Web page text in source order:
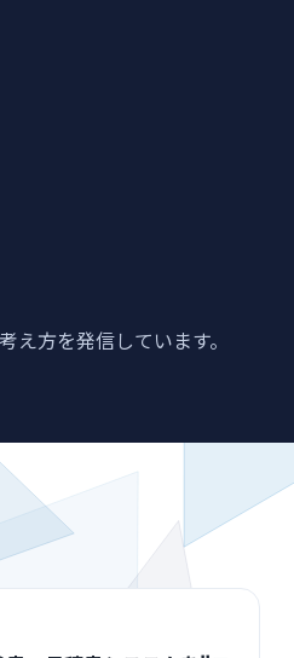
え方を発信しています。